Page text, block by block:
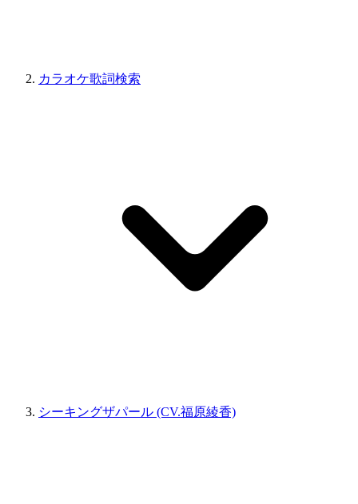
カラオケ歌詞検索
シーキングザパール (CV.福原綾香)